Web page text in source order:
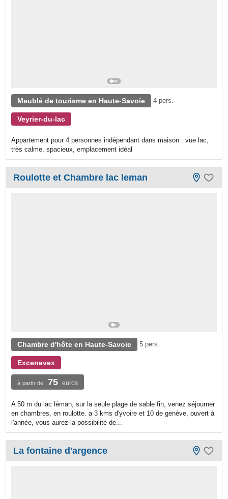
Meublé de tourisme en Haute-Savoie 4 pers.
Veyrier-du-lac
Appartement pour 4 personnes indépendant dans maison : vue lac,
très calme, spacieux, emplacement idéal
Roulotte et Chambre lac leman
Chambre d'hôte en Haute-Savoie 5 pers.
Excenevex
à partir de 75 euros
A 50 m du lac léman, sur la seule plage de sable fin, venez séjourner
en chambres, en roulotte. a 3 kms d'yvoire et 10 de genève, ouvert à
l'année, vous aurez la possibilité de...
La fontaine d'argence